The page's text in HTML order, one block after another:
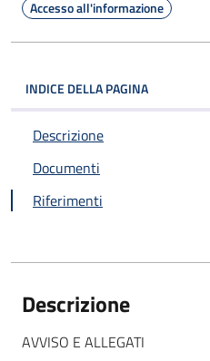
Accesso all'informazione
INDICE DELLA PAGINA
Descrizione
Documenti
Riferimenti
Descrizione
AVVISO E ALLEGATI